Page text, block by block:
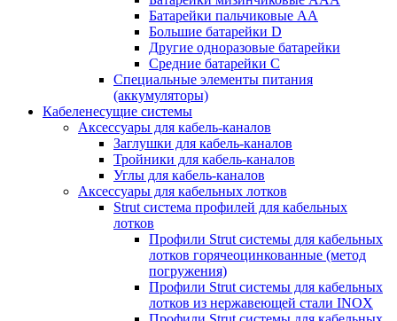
Батарейки пальчиковые АА
Большие батарейки D
Другие одноразовые батарейки
Средние батарейки C
Специальные элементы питания
(аккумуляторы)
Кабеленесущие системы
Аксессуары для кабель-каналов
Заглушки для кабель-каналов
Тройники для кабель-каналов
Углы для кабель-каналов
Аксессуары для кабельных лотков
Strut система профилей для кабельных
лотков
Профили Strut системы для кабельных
лотков горячеоцинкованные (метод
погружения)
Профили Strut системы для кабельных
лотков из нержавеющей стали INOX